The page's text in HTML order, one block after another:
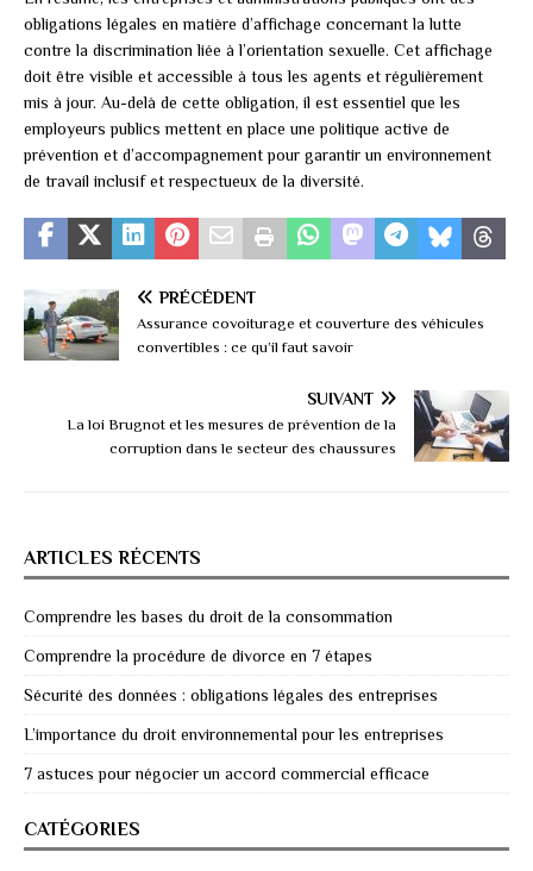
obligations légales en matière d’affichage concernant la lutte
contre la discrimination liée à l’orientation sexuelle. Cet affichage
doit être visible et accessible à tous les agents et régulièrement
mis à jour. Au-delà de cette obligation, il est essentiel que les
employeurs publics mettent en place une politique active de
prévention et d’accompagnement pour garantir un environnement
de travail inclusif et respectueux de la diversité.
PRÉCÉDENT
Assurance covoiturage et couverture des véhicules
convertibles : ce qu’il faut savoir
SUIVANT
La loi Brugnot et les mesures de prévention de la
corruption dans le secteur des chaussures
ARTICLES RÉCENTS
Comprendre les bases du droit de la consommation
Comprendre la procédure de divorce en 7 étapes
Sécurité des données : obligations légales des entreprises
L’importance du droit environnemental pour les entreprises
7 astuces pour négocier un accord commercial efficace
CATÉGORIES